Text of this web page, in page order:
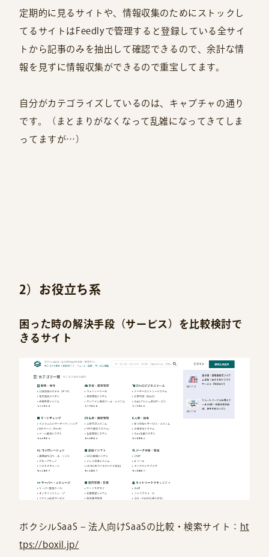
定期的に見るサイトや、情報収集のためにストックし
てるサイトはFeedlyで管理すると登録している全サイ
トから記事のみを抽出して確認できるので、余計な情
報を見ずに情報収集ができるので重宝してます。
自分がカテゴライズしているのは、キャプチャの通り
です。（まとまりがなくなって乱雑になってきてしま
ってますが…）
2）お役立ち系
困った時の解決手段（サービス）を比較検討で
きるサイト
ボクシルSaaS – 法人向けSaaSの比較・検索サイト： ht
tps://boxil.jp/